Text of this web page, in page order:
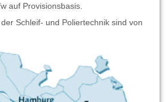
auf Provisionsbasis.
Schleif- und Poliertechnik sind von